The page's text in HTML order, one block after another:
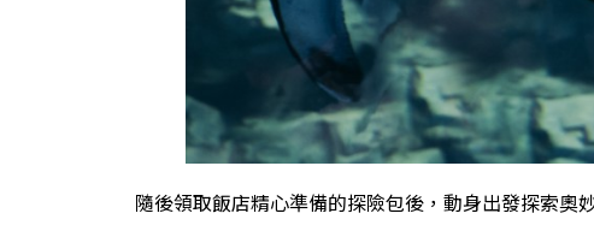
隨後領取飯店精心準備的探險包後，動身出發探索奧